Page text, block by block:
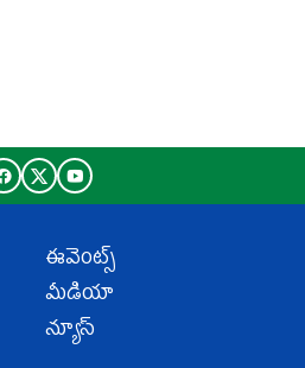
ఈవెంట్స్
మీడియా
న్యూస్